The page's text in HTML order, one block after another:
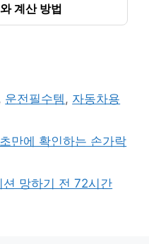
계산 방법
, 운전필수템 , 자동차용
만에 확인하는 손가락
망하기 전 72시간